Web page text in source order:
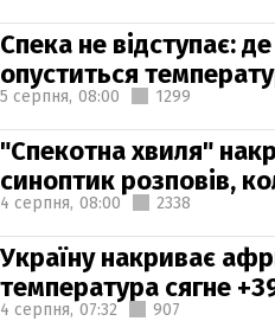
Спека не відступає:
опуститься
5 серпня, 08:00 1299
"Спекотна хвиля"
синоптик розповів,
4 серпня, 08:00 2338
Україну накриває
температура сягне
4 серпня, 07:32 907